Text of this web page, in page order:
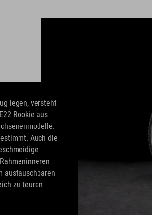
legen, versteht
Rookie aus
Auch die
austauschbaren
zu teuren